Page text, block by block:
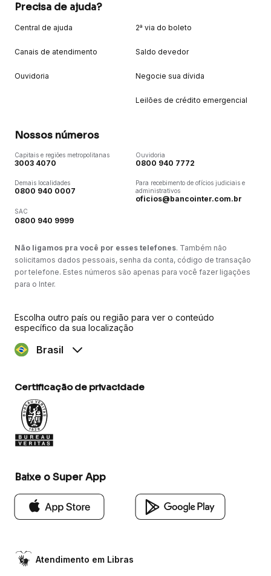
Precisa de ajuda?
Central de ajuda
Canais de atendimento
Ouvidoria
2ª via do boleto
Saldo devedor
Negocie sua dívida
Leilões de crédito emergencial
Nossos números
Capitais e regiões metropolitanas
3003 4070
Demais localidades
0800 940 0007
SAC
0800 940 9999
Ouvidoria
0800 940 7772
Para recebimento de ofícios judiciais e
administrativos
oficios@bancointer.com.br
Não ligamos pra você por esses telefones. Também não
solicitamos dados pessoais, senha da conta, código de transação
por telefone. Estes números são apenas para você fazer ligações
para o Inter.
Escolha outro país ou região para ver o conteúdo
específico da sua localização
Brasil
Certificação de privacidade
Baixe o Super App
Atendimento em Libras